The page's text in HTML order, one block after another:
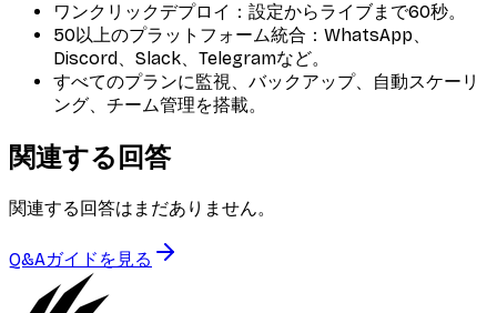
ワンクリックデプロイ：設定からライブまで60秒。
50以上のプラットフォーム統合：WhatsApp、
Discord、Slack、Telegramなど。
すべてのプランに監視、バックアップ、自動スケーリ
ング、チーム管理を搭載。
関連する回答
関連する回答はまだありません。
Q&Aガイドを見る